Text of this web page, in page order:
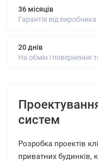
36 місяців
Гарантія від виробника
20 днів
На обмін і повернення
систем
Розробка проектів
приватних будинків,